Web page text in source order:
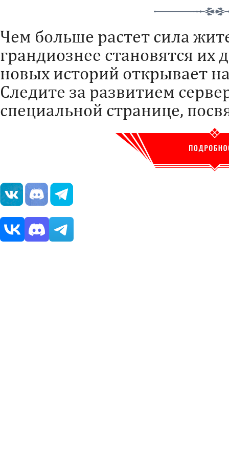
Чем больше растет сила
грандиознее становятся
новых историй открывает
Следите за развитием
специальной странице,